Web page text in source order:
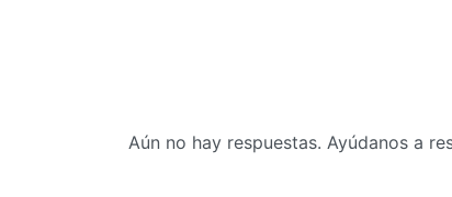
Aún no hay respuestas. Ayúdanos a